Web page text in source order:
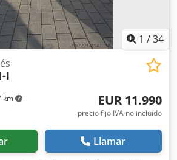
1 /34
km
I
EUR 11.990
precio fijo IVA no incluído
Llamar